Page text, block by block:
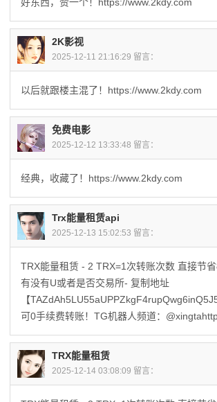
2K影视
2025-12-11 21:16:29 留言：
以后就跟楼主混了！https://www.2kdy.com
免费电影
2025-12-12 13:33:48 留言：
经典，收藏了！https://www.2kdy.com
Trx能量租赁api
2025-12-13 15:02:53 留言：
TRX能量租赁 - 2 TRX=1次转账次数 直接节
有没有U或者是否交易所- 复制地址
【
可0手续费转账！TG机器人频道：
TRX能量租赁
2025-12-14 03:08:09 留言：